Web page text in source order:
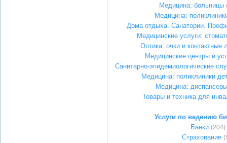
Медицина: больницы
Медицина:
Дома отдыха. Санатории.
Медицинские услуги:
Оптика: очки и контактные
Медицинские центры и
Санитарно-эпидемиологические
Медицина: поликлиники
Медицина: диспансеры
Товары и техника для
Услуги по ведению
Банки (204)
Страхование